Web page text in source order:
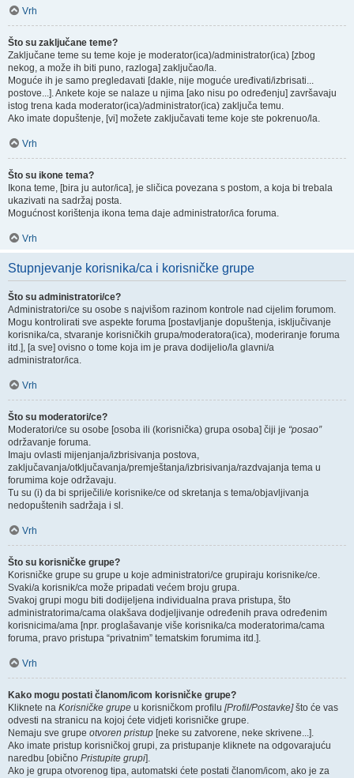
Vrh
Što su zaključane teme?
Zaključane teme su teme koje je moderator(ica)/administrator(ica) [zbog
nekog, a može ih biti puno, razloga] zaključao/la.
Moguće ih je samo pregledavati [dakle, nije moguće uređivati/izbrisati...
postove...]. Ankete koje se nalaze u njima [ako nisu po određenju] završavaju
istog trena kada moderator(ica)/administrator(ica) zaključa temu.
Ako imate dopuštenje, [vi] možete zaključavati teme koje ste pokrenuo/la.
Vrh
Što su ikone tema?
Ikona teme, [bira ju autor/ica], je sličica povezana s postom, a koja bi trebala
ukazivati na sadržaj posta.
Mogućnost korištenja ikona tema daje administrator/ica foruma.
Vrh
Stupnjevanje korisnika/ca i korisničke grupe
Što su administratori/ce?
Administratori/ce su osobe s najvišom razinom kontrole nad cijelim forumom.
Mogu kontrolirati sve aspekte foruma [postavljanje dopuštenja, isključivanje
korisnika/ca, stvaranje korisničkih grupa/moderatora(ica), moderiranje foruma
itd.], [a sve] ovisno o tome koja im je prava dodijelio/la glavni/a
administrator/ica.
Vrh
Što su moderatori/ce?
Moderatori/ce su osobe [osoba ili (korisnička) grupa osoba] čiji je “posao”
održavanje foruma.
Imaju ovlasti mijenjanja/izbrisivanja postova,
zaključavanja/otključavanja/premještanja/izbrisivanja/razdvajanja tema u
forumima koje održavaju.
Tu su (i) da bi spriječili/e korisnike/ce od skretanja s tema/objavljivanja
nedopuštenih sadržaja i sl.
Vrh
Što su korisničke grupe?
Korisničke grupe su grupe u koje administratori/ce grupiraju korisnike/ce.
Svaki/a korisnik/ca može pripadati većem broju grupa.
Svakoj grupi mogu biti dodijeljena individualna prava pristupa, što
administratorima/cama olakšava dodjeljivanje određenih prava određenim
korisnicima/ama [npr. proglašavanje više korisnika/ca moderatorima/cama
foruma, pravo pristupa “privatnim” tematskim forumima itd.].
Vrh
Kako mogu postati članom/icom korisničke grupe?
Kliknete na Korisničke grupe u korisničkom profilu [Profil/Postavke]što će vas
odvesti na stranicu na kojoj ćete vidjeti korisničke grupe.
Nemaju sve grupe otvoren pristup [neke su zatvorene, neke skrivene...].
Ako imate pristup korisničkoj grupi, za pristupanje kliknete na odgovarajuću
naredbu [obično Pristupite grupi].
Ako je grupa otvorenog tipa, automatski ćete postati članom/icom, ako je za